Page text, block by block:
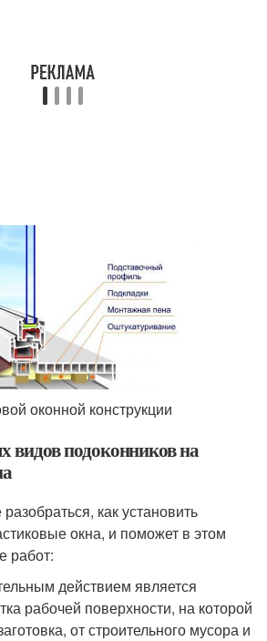
оконной конструкции
видов подоконников на
как установить
окна, и поможет в этом
работ:
действием является
рабочей поверхности, на которой
от строительного мусора и